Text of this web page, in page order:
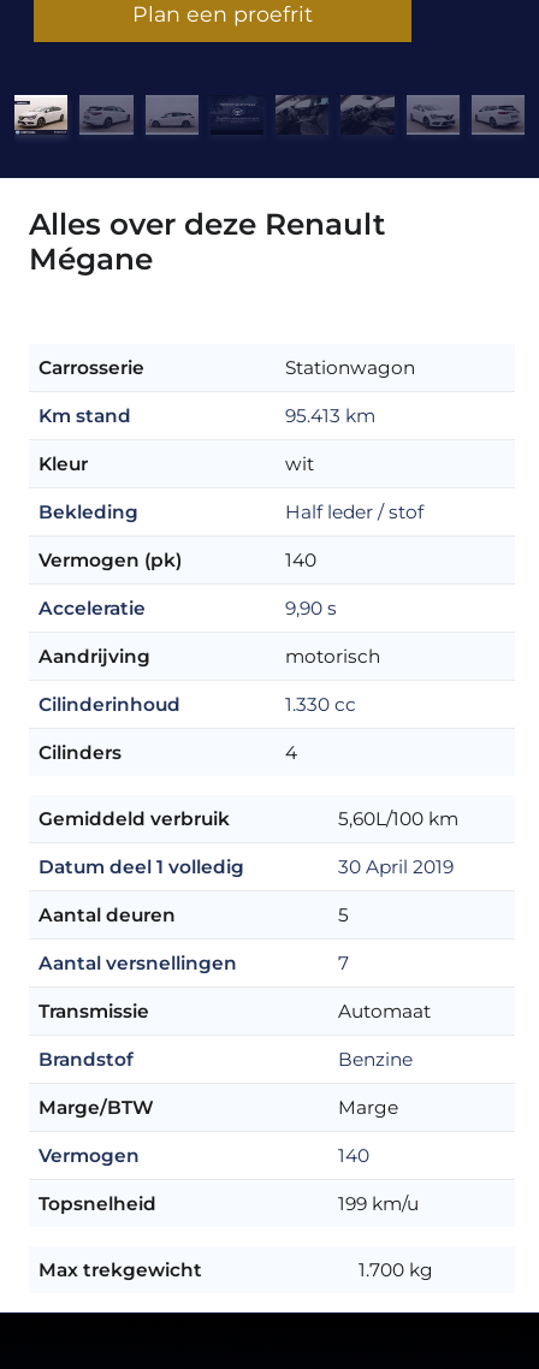
Plan een proefrit
Alles over deze Renault
Mégane
Carrosserie Stationwagon
Km stand 95.413 km
Kleur wit
Bekleding Half leder / stof
Vermogen (pk) 140
Acceleratie 9,90 s
Aandrijving motorisch
Cilinderinhoud 1.330 cc
Cilinders 4
Gemiddeld verbruik 5,60L/100 km
Datum deel 1 volledig 30 April 2019
Aantal deuren 5
Aantal versnellingen 7
Transmissie Automaat
Brandstof Benzine
Marge/BTW Marge
Vermogen 140
Topsnelheid 199 km/u
Max trekgewicht 1.700 kg